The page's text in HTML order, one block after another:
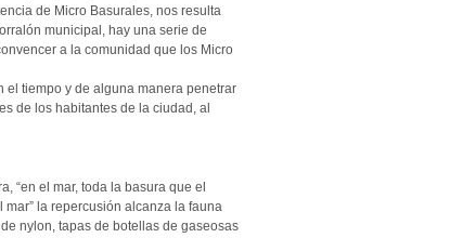
de Micro Basurales, nos resulta
municipal, hay una serie de
a la comunidad que los Micro
el tiempo y de alguna manera penetrar
de los habitantes de la ciudad, al
“en el mar, toda la basura que el
la repercusión alcanza la fauna
nylon, tapas de botellas de gaseosas